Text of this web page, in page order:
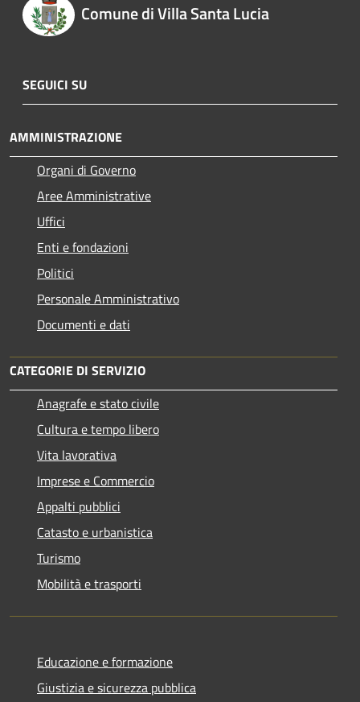
Comune di Villa Santa Lucia
SEGUICI SU
AMMINISTRAZIONE
Organi di Governo
Aree Amministrative
Uffici
Enti e fondazioni
Politici
Personale Amministrativo
Documenti e dati
CATEGORIE DI SERVIZIO
Anagrafe e stato civile
Cultura e tempo libero
Vita lavorativa
Imprese e Commercio
Appalti pubblici
Catasto e urbanistica
Turismo
Mobilità e trasporti
Educazione e formazione
Giustizia e sicurezza pubblica